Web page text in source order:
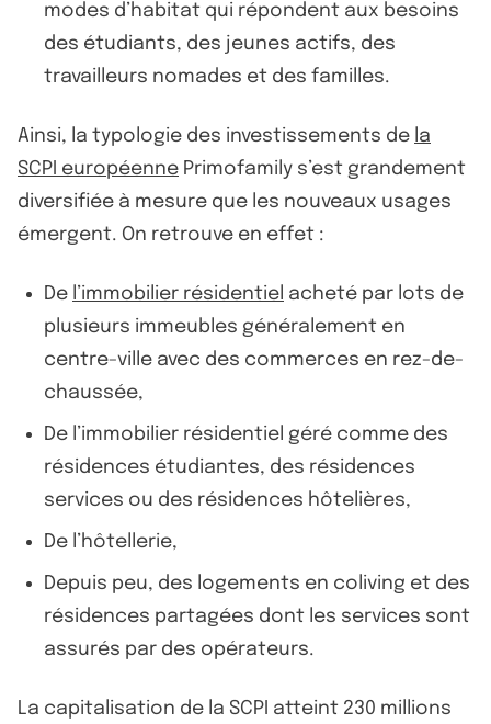
modes d’habitat qui répondent aux besoins
des étudiants, des jeunes actifs, des
travailleurs nomades et des familles.
Ainsi, la typologie des investissements de la
SCPI européenne Primofamily s’est grandement
diversifiée à mesure que les nouveaux usages
émergent. On retrouve en effet :
De l’immobilier résidentiel acheté par lots de
plusieurs immeubles généralement en
centre-ville avec des commerces en rez-de-
chaussée,
De l’immobilier résidentiel géré comme des
résidences étudiantes, des résidences
services ou des résidences hôtelières,
De l’hôtellerie,
Depuis peu, des logements en coliving et des
résidences partagées dont les services sont
assurés par des opérateurs.
La capitalisation de la SCPI atteint 230 millions